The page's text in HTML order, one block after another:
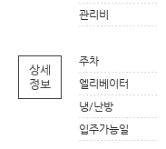
관리비
상세
정보
주차
엘리베이터
냉/난방
입주가능일